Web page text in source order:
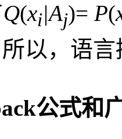
Q(xi|Aj)= P(
以，语
公式和